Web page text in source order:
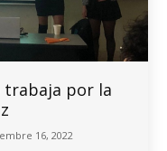
trabaja por la
16, 2022